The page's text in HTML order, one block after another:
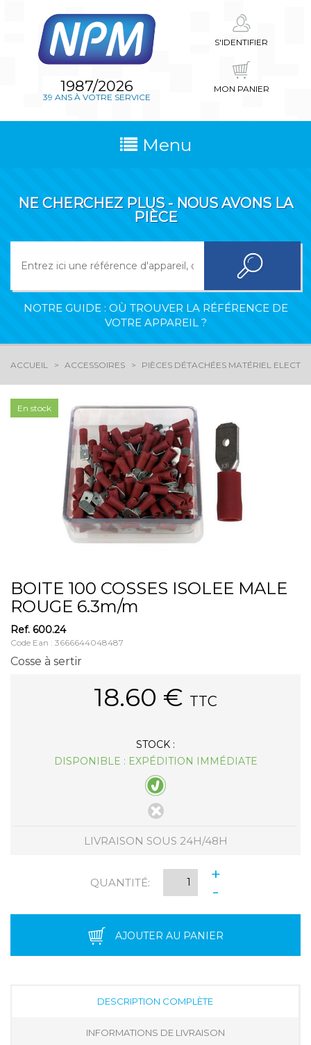
1987/2026
39 ANS À VOTRE SERVICE
S'IDENTIFIER
MON PANIER
Menu
NE CHERCHEZ PLUS - NOUS AVONS LA
PIÈCE
NOTRE GUIDE : OÙ TROUVER LA RÉFÉRENCE DE
VOTRE APPAREIL ?
ACCUEIL ACCESSOIRES PIÈCES DÉTACHÉES MATÉRIEL
En stock
BOITE 100 COSSES ISOLEE MALE
ROUGE 6.3m/m
Ref. 600.24
Code Ean : 3666644048487
Cosse à sertir
18.60 € TTC
STOCK :
DISPONIBLE : EXPÉDITION IMMÉDIATE
LIVRAISON SOUS 24H/48H
QUANTITÉ:
+
-
AJOUTER AU PANIER
DESCRIPTION COMPLÈTE
INFORMATIONS DE LIVRAISON